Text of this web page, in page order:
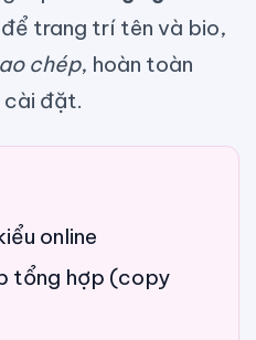
để trang trí tên và bio,
chép, hoàn toàn
cài đặt.
online
tổng hợp (copy